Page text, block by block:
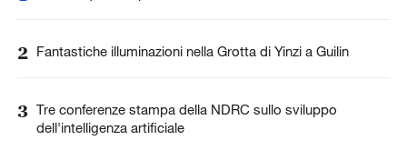
2 Fantastiche illuminazioni nella Grotta di Yinzi a Guilin
3 Tre conferenze stampa della NDRC sullo sviluppo
dell'intelligenza artificiale